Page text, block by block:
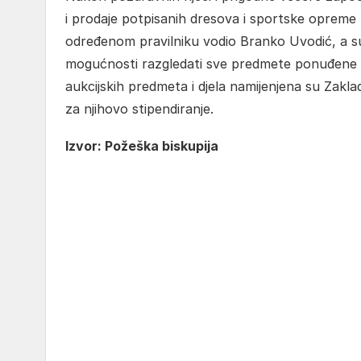
i prodaje potpisanih dresova i sportske
određenom pravilniku vodio Branko Uvodić, a
mogućnosti razgledati sve predmete
aukcijskih predmeta i djela namijenjena su
za njihovo stipendiranje.
Izvor: Požeška biskupija